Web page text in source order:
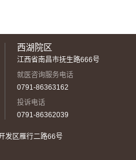
西湖院区
江西省南昌市抚生路666号
就医咨询服务电话
0791-86363162
投诉电话
0791-86362039
发区雁行二路66号